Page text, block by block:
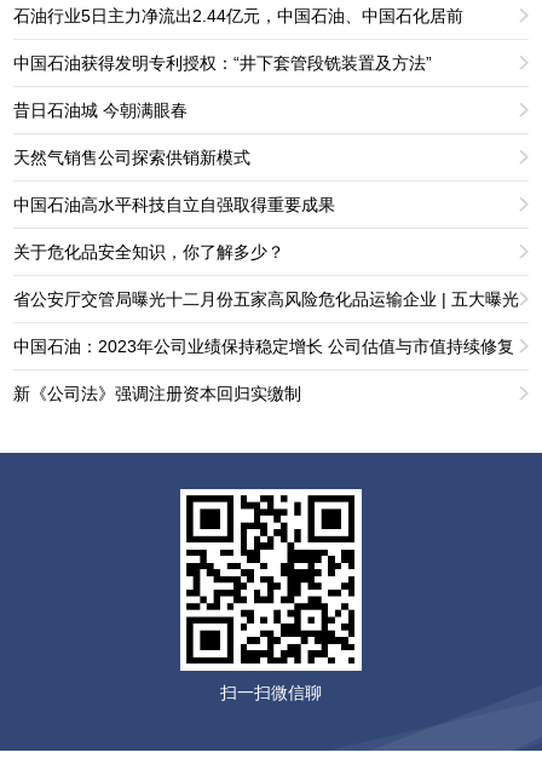
石油行业5日主力净流出2.44亿元，中国石油、中国石化居前
中国石油获得发明专利授权：“井下套管段铣装置及方法”
昔日石油城 今朝满眼春
天然气销售公司探索供销新模式
中国石油高水平科技自立自强取得重要成果
关于危化品安全知识，你了解多少？
省公安厅交管局曝光十二月份五家高风险危化品运输企业 | 五大曝光
中国石油：2023年公司业绩保持稳定增长 公司估值与市值持续修复
新《公司法》强调注册资本回归实缴制
扫一扫微信聊